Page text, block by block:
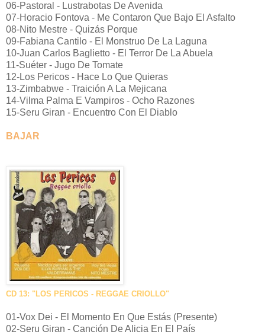
06-Pastoral - Lustrabotas De Avenida
07-Horacio Fontova - Me Contaron Que Bajo El Asfalto
08-Nito Mestre - Quizás Porque
09-Fabiana Cantilo - El Monstruo De La Laguna
10-Juan Carlos Baglietto - El Terror De La Abuela
11-Suéter - Jugo De Tomate
12-Los Pericos - Hace Lo Que Quieras
13-Zimbabwe - Traición A La Mejicana
14-Vilma Palma E Vampiros - Ocho Razones
15-Seru Giran - Encuentro Con El Diablo
BAJAR
CD 13: "LOS PERICOS - REGGAE CRIOLLO"
01-Vox Dei - El Momento En Que Estás (Presente)
02-Seru Giran - Canción De Alicia En El País